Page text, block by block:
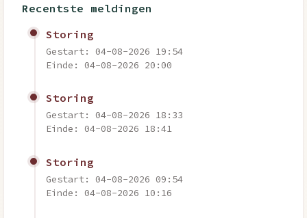
Recentste meldingen
Storing
Gestart: 04-08-2026 19:54
Einde: 04-08-2026 20:00
Storing
Gestart: 04-08-2026 18:33
Einde: 04-08-2026 18:41
Storing
Gestart: 04-08-2026 09:54
Einde: 04-08-2026 10:16